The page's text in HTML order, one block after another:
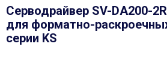
Серводрайвер SV-DA200-
для форматно-
серии KS